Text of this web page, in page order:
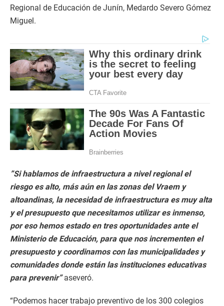
Regional de Educación de Junín, Medardo Severo Gómez
Miguel.
”Si hablamos de infraestructura a nivel regional el
riesgo es alto, más aún en las zonas del Vraem y
altoandinas, la necesidad de infraestructura es muy alta
y el presupuesto que necesitamos utilizar es inmenso,
por eso hemos estado en tres oportunidades ante el
Ministerio de Educación, para que nos incrementen el
presupuesto y coordinamos con las municipalidades y
comunidades donde están lasinstituciones educativas
para prevenir”aseveró.
“Podemos hacer trabajo preventivo de los 300 colegios